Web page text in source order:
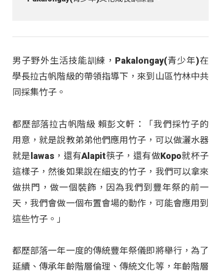
男子野外生活技能訓練，Pakalongay(青少年)在
學長拉古帆階級的帶領指導下，來到山區竹林中共
同採集竹子。
都歷部落拉古帆階級 賴彭文軒：「我們採竹子的
用意，就是說教弟弟他們應用竹子，可以做灑水器
就是lawas，還有Alapit筷子，還有做Kopo就杯子
這樣子，然後如果說在細支的竹子，我們可以拿來
做拱門，做一個裝飾，因為我們到豐年祭的前一
天，我們會做一個布置會場的動作，可能會應用到
這些竹子。」
都歷部落一年一度的傳統豐年祭儀即將舉行，為了
延續、傳承年齡階層倫理、傳統文化等，年齡階層